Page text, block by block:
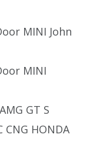
MINI John
MINI
GT S
CNG HONDA